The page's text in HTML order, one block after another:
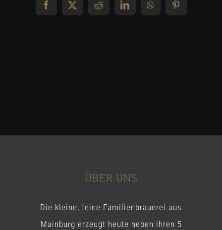
Facebook
X RedditLinkedInWhatsAppPinterest
ÜBER UNS
Die kleine, feine Familienbrauerei aus
Mainburg erzeugt heute neben ihren 5